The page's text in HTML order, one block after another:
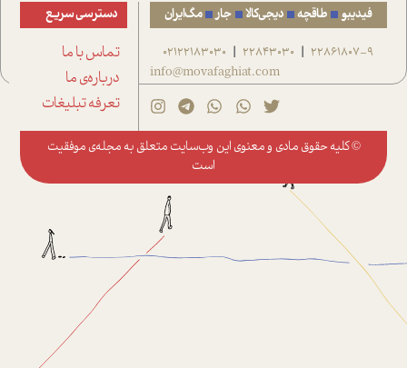
فیدیبو طاقچه دیجی‌کالا جار مگ‌ایران
22861807-9
|
22843030
|
02122183030
info@movafaghiat.com
دسترسی سریع
تماس با ما
درباره‌ی ما
تعرفه تبلیغات
© کلیه حقوق مادی و معنوی این وب‌سایت متعلق به مجله‌ی موفقیت
است